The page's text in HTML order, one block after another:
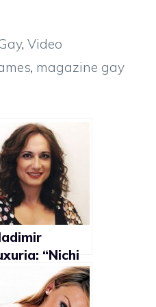
,Video
, magazine gay
“Nichi
Non